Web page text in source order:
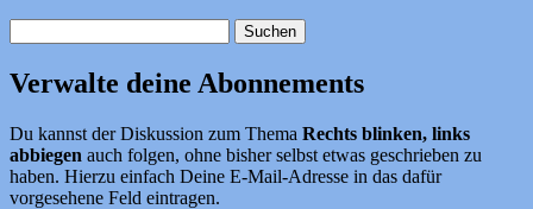
nach:
Verwalte deine Abonnements
Du kannst der Diskussion zum Thema Rechts blinken, links
abbiegen auch folgen, ohne bisher selbst etwas geschrieben zu
haben. Hierzu einfach Deine E-Mail-Adresse in das dafür
vorgesehene Feld eintragen.